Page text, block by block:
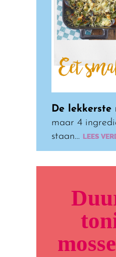
De lekkerste
maar 4
staan… LEES